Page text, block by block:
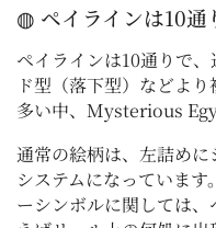
◍ ペイラインは10通
ペイラインは10通りで
ド型（落下型）などよ
多い中、Mysterious
通常の絵柄は、左詰め
システムになっていま
ーシンボルに関しては